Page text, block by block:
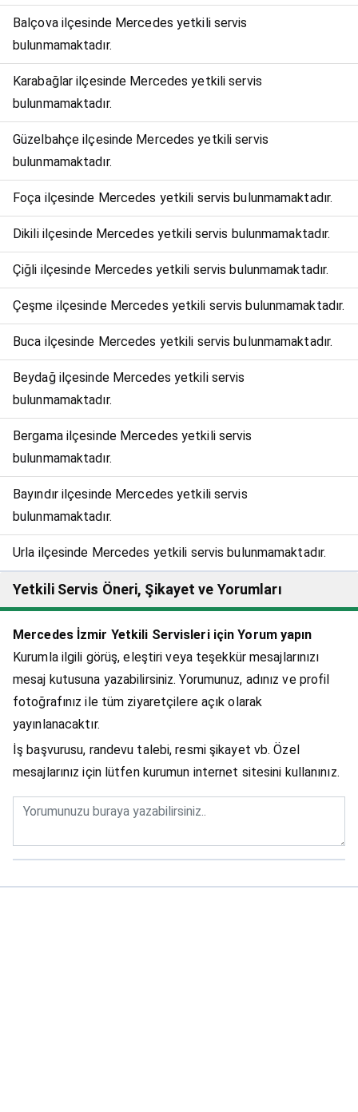
Balçova ilçesinde Mercedes yetkili servis
bulunmamaktadır.
Karabağlar ilçesinde Mercedes yetkili servis
bulunmamaktadır.
Güzelbahçe ilçesinde Mercedes yetkili servis
bulunmamaktadır.
Foça ilçesinde Mercedes yetkili servis bulunmamaktadır.
Dikili ilçesinde Mercedes yetkili servis bulunmamaktadır.
Çiğli ilçesinde Mercedes yetkili servis bulunmamaktadır.
Çeşme ilçesinde Mercedes yetkili servis bulunmamaktadır.
Buca ilçesinde Mercedes yetkili servis bulunmamaktadır.
Beydağ ilçesinde Mercedes yetkili servis
bulunmamaktadır.
Bergama ilçesinde Mercedes yetkili servis
bulunmamaktadır.
Bayındır ilçesinde Mercedes yetkili servis
bulunmamaktadır.
Urla ilçesinde Mercedes yetkili servis bulunmamaktadır.
Yetkili Servis Öneri, Şikayet ve Yorumları
Mercedes İzmir Yetkili Servisleri için Yorum yapın
Kurumla ilgili görüş, eleştiri veya teşekkür mesajlarınızı
mesaj kutusuna yazabilirsiniz. Yorumunuz, adınız ve profil
fotoğrafınız ile tüm ziyaretçilere açık olarak
yayınlanacaktır.
İş başvurusu, randevu talebi, resmi şikayet vb. Özel
mesajlarınız için lütfen kurumun internet sitesini kullanınız.